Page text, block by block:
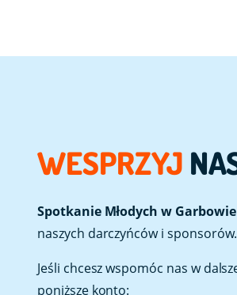
WESPRZYJ
Spotkanie Młodych w Garbowie
naszych darczyńców i sponsorów.
Jeśli chcesz wspomóc nas w
poniższe konto: